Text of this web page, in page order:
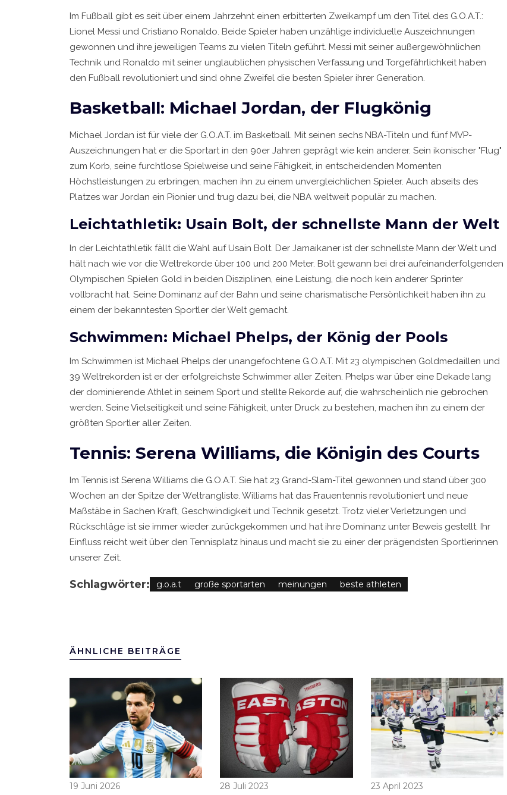
Im Fußball gibt es seit über einem Jahrzehnt einen erbitterten Zweikampf um den Titel des G.O.A.T.:
Lionel Messi und Cristiano Ronaldo. Beide Spieler haben unzählige individuelle Auszeichnungen
gewonnen und ihre jeweiligen Teams zu vielen Titeln geführt. Messi mit seiner außergewöhnlichen
Technik und Ronaldo mit seiner unglaublichen physischen Verfassung und Torgefährlichkeit haben
den Fußball revolutioniert und sind ohne Zweifel die besten Spieler ihrer Generation.
Basketball: Michael Jordan, der Flugkönig
Michael Jordan ist für viele der G.O.A.T. im Basketball. Mit seinen sechs NBA-Titeln und fünf MVP-
Auszeichnungen hat er die Sportart in den 90er Jahren geprägt wie kein anderer. Sein ikonischer "Flug"
zum Korb, seine furchtlose Spielweise und seine Fähigkeit, in entscheidenden Momenten
Höchstleistungen zu erbringen, machen ihn zu einem unvergleichlichen Spieler. Auch abseits des
Platzes war Jordan ein Pionier und trug dazu bei, die NBA weltweit populär zu machen.
Leichtathletik: Usain Bolt, der schnellste Mann der Welt
In der Leichtathletik fällt die Wahl auf Usain Bolt. Der Jamaikaner ist der schnellste Mann der Welt und
hält nach wie vor die Weltrekorde über 100 und 200 Meter. Bolt gewann bei drei aufeinanderfolgenden
Olympischen Spielen Gold in beiden Disziplinen, eine Leistung, die noch kein anderer Sprinter
vollbracht hat. Seine Dominanz auf der Bahn und seine charismatische Persönlichkeit haben ihn zu
einem der bekanntesten Sportler der Welt gemacht.
Schwimmen: Michael Phelps, der König der Pools
Im Schwimmen ist Michael Phelps der unangefochtene G.O.A.T. Mit 23 olympischen Goldmedaillen und
39 Weltrekorden ist er der erfolgreichste Schwimmer aller Zeiten. Phelps war über eine Dekade lang
der dominierende Athlet in seinem Sport und stellte Rekorde auf, die wahrscheinlich nie gebrochen
werden. Seine Vielseitigkeit und seine Fähigkeit, unter Druck zu bestehen, machen ihn zu einem der
größten Sportler aller Zeiten.
Tennis: Serena Williams, die Königin des Courts
Im Tennis ist Serena Williams die G.O.A.T. Sie hat 23 Grand-Slam-Titel gewonnen und stand über 300
Wochen an der Spitze der Weltrangliste. Williams hat das Frauentennis revolutioniert und neue
Maßstäbe in Sachen Kraft, Geschwindigkeit und Technik gesetzt. Trotz vieler Verletzungen und
Rückschläge ist sie immer wieder zurückgekommen und hat ihre Dominanz unter Beweis gestellt. Ihr
Einfluss reicht weit über den Tennisplatz hinaus und macht sie zu einer der prägendsten Sportlerinnen
unserer Zeit.
Schlagwörter: g.o.a.t große sportarten meinungen beste athleten
ÄHNLICHE BEITRÄGE
19 Juni 2026
28 Juli 2023
23 April 2023